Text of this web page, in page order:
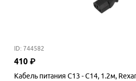
ID: 744582
410 ₽
Кабель питания C13 - C14, 1.2м,